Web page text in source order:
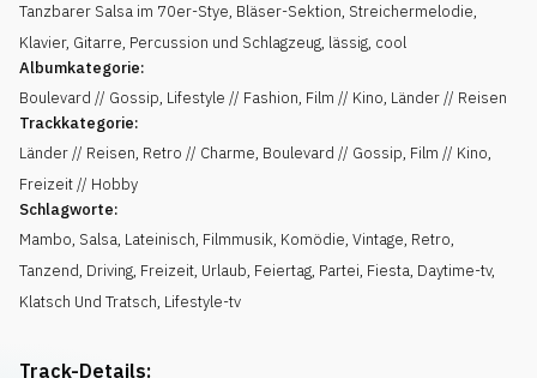
Tanzbarer Salsa im 70er-Stye, Bläser-Sektion, Streichermelodie,
Klavier, Gitarre, Percussion und Schlagzeug, lässig, cool
Albumkategorie:
Boulevard // Gossip, Lifestyle // Fashion, Film // Kino, Länder // Reisen
Trackkategorie:
Länder // Reisen, Retro // Charme, Boulevard // Gossip, Film // Kino,
Freizeit // Hobby
Schlagworte:
Mambo, Salsa, Lateinisch, Filmmusik, Komödie, Vintage, Retro,
Tanzend, Driving, Freizeit, Urlaub, Feiertag, Partei, Fiesta, Daytime-tv,
Klatsch Und Tratsch, Lifestyle-tv
Track-Details: